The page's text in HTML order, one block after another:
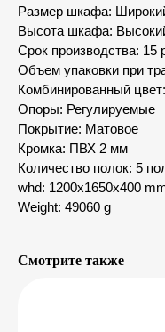
Размер шкафа:
Высота шкафа:
Срок производства: 15
Объем упаковки при
Комбинированный
Опоры: Регулируемые
Покрытие: Матовое
Кромка: ПВХ 2 мм
Количество полок: 5
whd: 1200x1650x400
Weight: 49060 g
Смотрите также